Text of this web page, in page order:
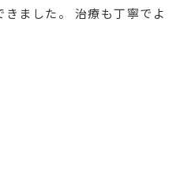
ました。 治療も丁寧でよ